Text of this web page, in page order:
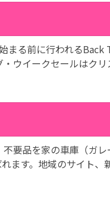
まる前に行われる
ウイークセールはク
要品を家の車庫（ガ
ます。地域のサイト